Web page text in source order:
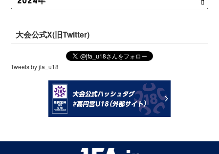
大会公式X(旧Twitter)
Tweets by jfa_u18